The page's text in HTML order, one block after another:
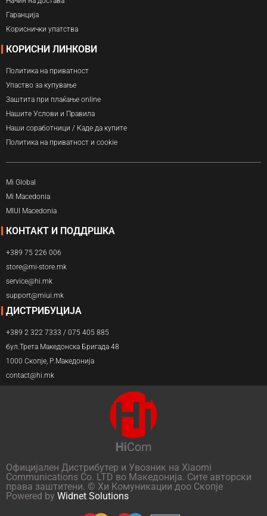
Гаранција
Кориснички упатства
КОРИСНИ ЛИНКОВИ
Политика на приватност
Упаство за купување
Заштита при плаќање online
Нашите Услови и Правила
Наши соработници / Каде да купите
Политика на приватност и cookie
Mi Global
Mi Macedonia
MIUI Macedonia
КОНТАКТ И ПОДДРШКА
+389 75 226 006
store@mi-store.mk
service@hi.mk
support@miui.mk
ДИСТРИБУЦИЈА
+389 2 322 7333 / 075 405 885
бул.Трета Македонска Бригада 48
1000 Скопје, Р.Македонија
contact@hi.mk
Официјален Дистрибутер и Увозник на Xiaomi
Communications Co. LTD во Македонија. Сите авторски
права заштитени. © Хи Комуникации доо Скопје
Powered by Widnet Solutions